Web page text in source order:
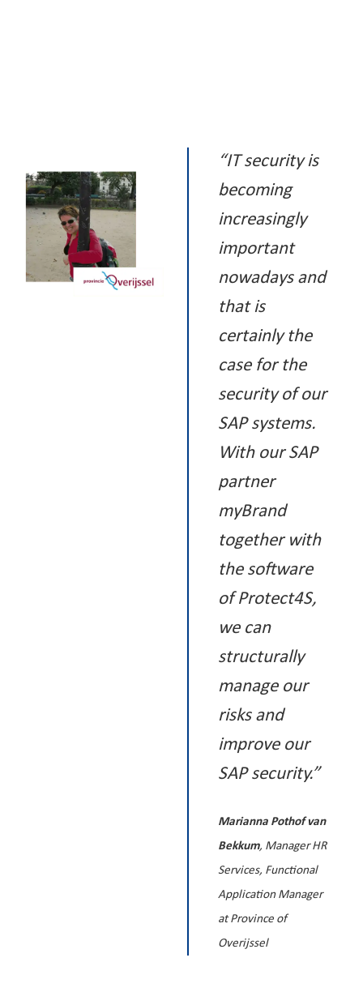
“IT security is
becoming
increasingly
important
nowadays and
that is
certainly the
case for the
security of our
SAP systems.
With our SAP
partner
myBrand
together with
the software
of Protect4S,
we can
structurally
manage our
risks and
improve our
SAP security.”
Marianna Pothof van
Bekkum, Manager HR
Services, Functional
Application Manager
at Province of
Overijssel